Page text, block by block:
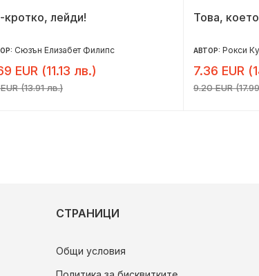
кротко, лейди!
Сюзън Елизабет Филипс
EUR (11.13 лв.)
EUR (13.91 лв.)
Това,
АВТОР: Рокси
7.36 EUR
9.20 EUR
СТРАНИЦИ
Общи условия